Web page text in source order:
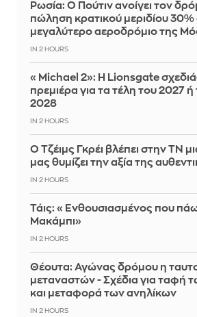
Ρωσία: Ο Πούτιν ανοίγει τον
πώληση κρατικού μεριδίου 30%
μεγαλύτερο αεροδρόμιο της
IN 2 HOURS
«Michael 2»: Η Lionsgate
πρεμιέρα για τα τέλη του 2027 ή
2028
IN 2 HOURS
Ο Τζέιμς Γκρέι βλέπει στην ΤΝ
μας θυμίζει την αξία της
IN 2 HOURS
Τάις: «Ενθουσιασμένος που
Μακάμπι»
IN 2 HOURS
Θέουτα: Αγώνας δρόμου η
μεταναστών - Σχέδια για ταφή
και μεταφορά των ανηλίκων
IN 2 HOURS